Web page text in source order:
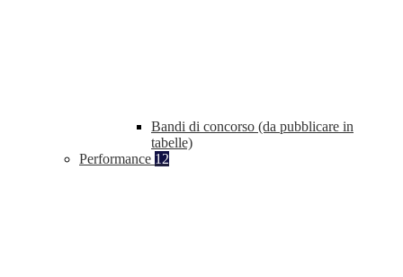
Bandi di concorso (da pubblicare in
tabelle)
Performance 12